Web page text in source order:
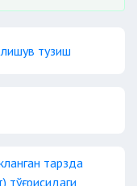
тузиш
тарзда
тўғрисидаги